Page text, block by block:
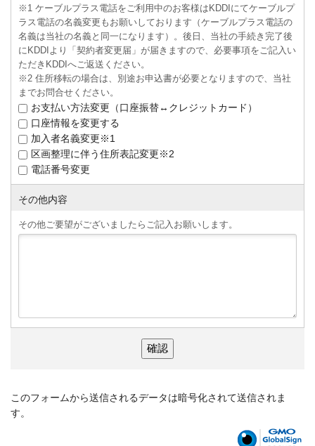
※1 ケーブルプラス電話をご利用中のお客様はKDDIにてケーブルプ
ラス電話の名義変更もお願いしております（ケーブルプラス電話の
名義は当社の名義と同一になります）。後日、当社の手続き完了後
にKDDIより「契約者変更届」が届きますので、必要事項をご記入い
ただきKDDIへご返送ください。
※2 住所移転の場合は、別途お申込書が必要となりますので、当社
までお問合せください。
お支払い方法変更（口座振替↔クレジットカード）
口座情報を変更する
加入者名義変更※1
区画整理に伴う住所表記変更※2
電話番号変更
その他内容
その他ご要望がございましたらご記入お願いします。
このフォームから送信されるデータは暗号化されて送信されま
す。